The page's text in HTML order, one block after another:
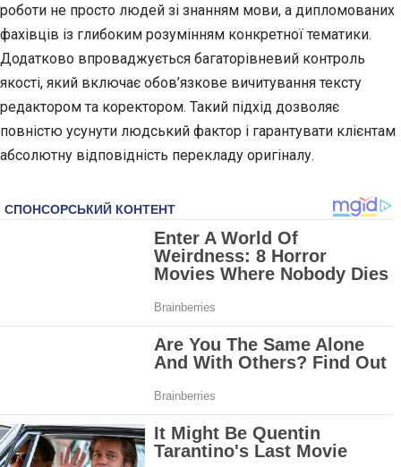
роботи не просто людей зі знанням мови, а дипломованих
фахівців із глибоким розумінням конкретної тематики.
Додатково впроваджується багаторівневий контроль
якості, який включає обов’язкове вичитування тексту
редактором та коректором. Такий підхід дозволяє
повністю усунути людський фактор і гарантувати клієнтам
абсолютну відповідність перекладу оригіналу.